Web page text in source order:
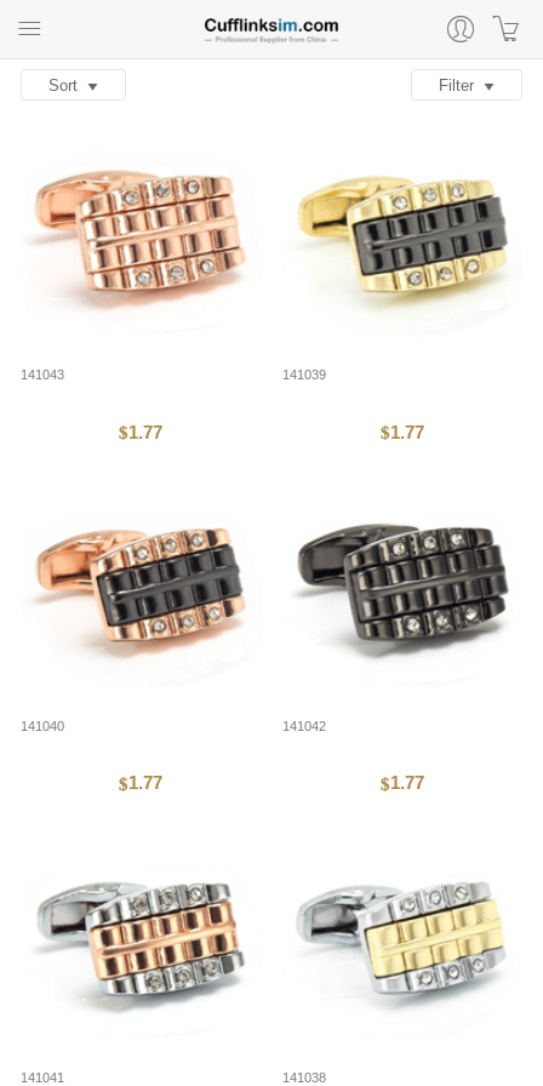
Sort Filter
141043
$1.77
141039
$1.77
141040
$1.77
141042
$1.77
141041 141038